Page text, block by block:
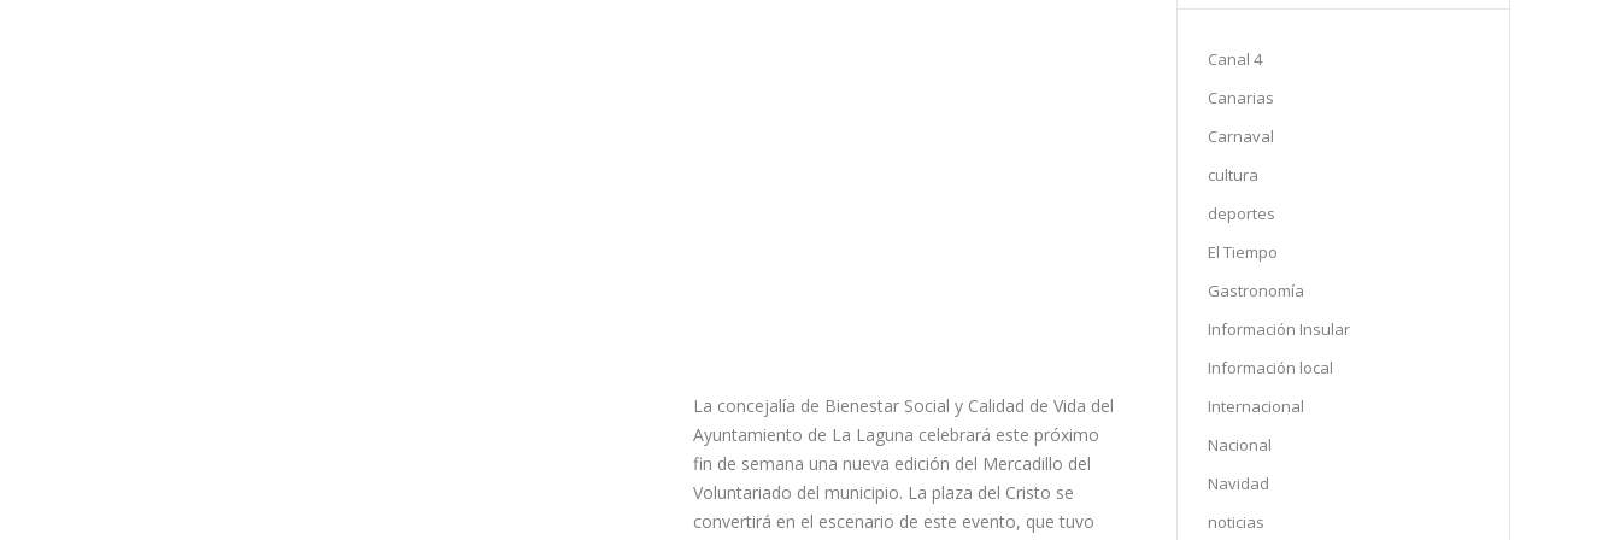
La concejalía de Bienestar Social y Calidad de Vida del
Ayuntamiento de La Laguna celebrará este próximo
fin de semana una nueva edición del Mercadillo del
Voluntariado del municipio. La plaza del Cristo se
convertirá en el escenario de este evento, que tuvo
Canal 4
Canarias
Carnaval
cultura
deportes
El Tiempo
Gastronomía
Información Insular
Información local
Internacional
Nacional
Navidad
noticias